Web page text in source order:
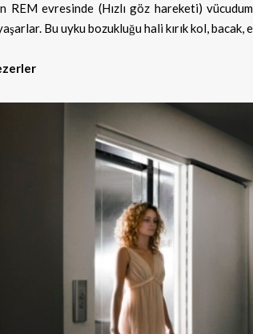
REM evresinde (Hızlı göz hareketi)
Bu uyku bozukluğu hali kırık kol,